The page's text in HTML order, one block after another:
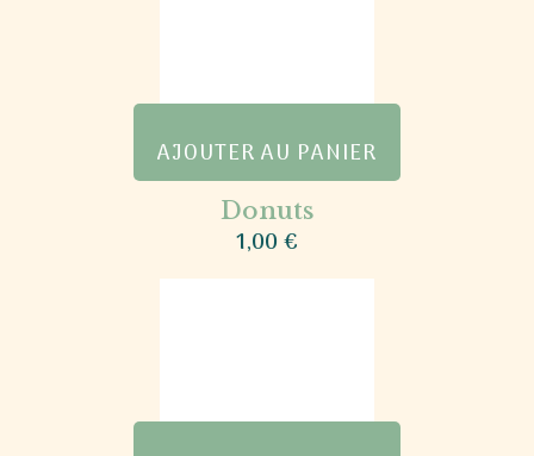
AJOUTER AU PANIER
Donuts
1,00 €